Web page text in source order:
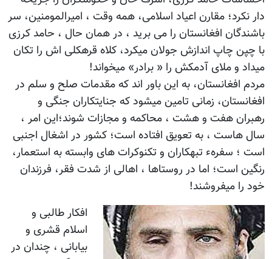
دار نکرد؛ مقارن اعیاد اسلامی، همه وقت ، امیرالمومنین، سر
باشندگان افغانستان را می برید ، در همان حال ، حامد کرزی
با چپن چاپ اندازش جولان میکرد، کلاه قرهکلی اش را تکان
میداد و ملای آدمکش را « برادر» میخواند!
مردم افغانستان، به این باور اند که مقدمات صلح و سلم در
افغانستان، زمانی تامین میشود که جنایتکاران جنگی و
رهبران هفت و هشت ، محاکمه و مجازات شوند؛این امر ،
سال هاست ، به تعویق افتاده است؛ کشور در اشغال اجنبی
است ؛ سفرهء تبهکاران و تکنوکرات های وابسته به استعمار،
رنگین است؛ اما در روستاها ، اهالی از شدت فقر، فرزندان
خود را میفروشند!
افکار طالبی و
اسلام قشری و
بیابانی ، چندان در